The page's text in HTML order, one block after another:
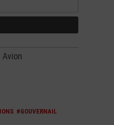
#GOUVERNAIL